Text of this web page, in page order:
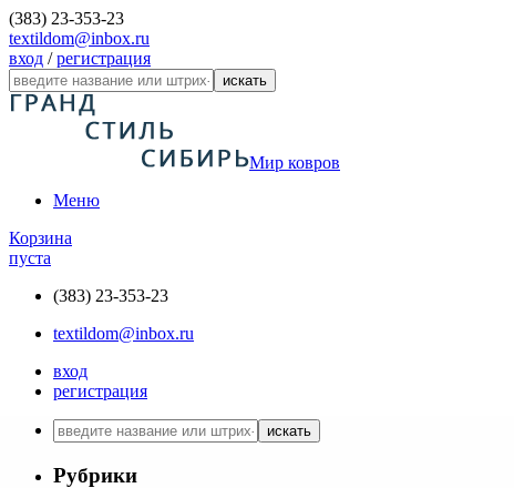
(383) 23-353-23
textildom@inbox.ru
вход /регистрация
искать
Мир ковров
Меню
Корзина
пуста
(383) 23-353-23
textildom@inbox.ru
вход
регистрация
искать
Рубрики